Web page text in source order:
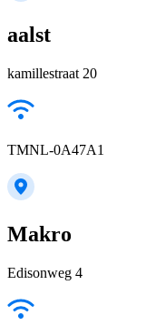
aalst
kamillestraat 20
TMNL-0A47A1
Makro
Edisonweg 4